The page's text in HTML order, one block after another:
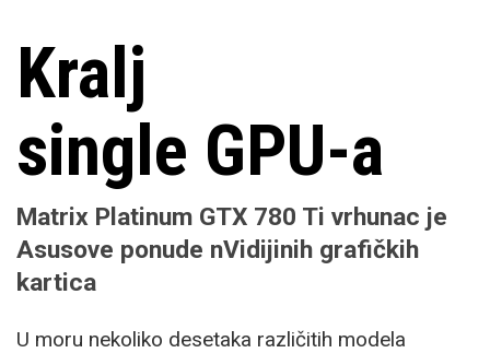
Kralj
single GPU-a
Matrix Platinum GTX 780 Ti vrhunac je
Asusove ponude nVidijinih grafičkih
kartica
U moru nekoliko desetaka različitih modela